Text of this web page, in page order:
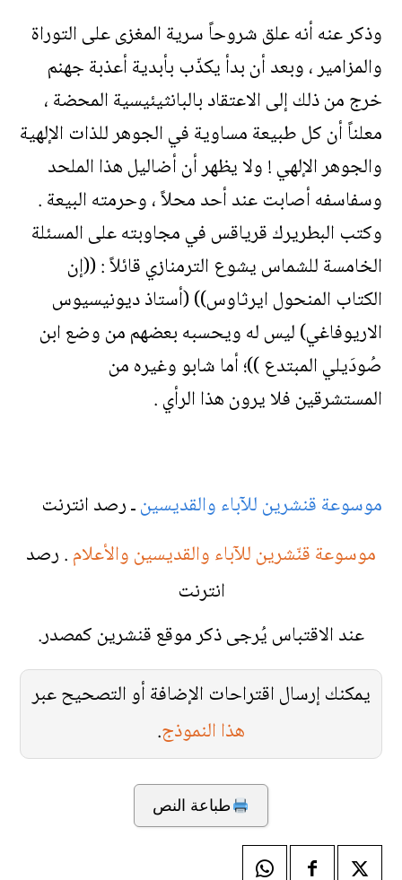
وذكر عنه أنه علق شروحاً سرية المغزى على التوراة
والمزامير ، وبعد أن بدأ يكذّب بأبدية أعذبة جهنم
خرج من ذلك إلى الاعتقاد بالبانثيئيسية المحضة ،
معلناً أن كل طبيعة مساوية في الجوهر للذات الإلهية
والجوهر الإلهي ! ولا يظهر أن أضاليل هذا الملحد
وسفاسفه أصابت عند أحد محلاً ، وحرمته البيعة .
وكتب البطريرك قرياقس في مجاوبته على المسئلة
الخامسة للشماس يشوع الترمنازي قائلاً : ((إن
الكتاب المنحول ايرثاوس)) (أستاذ ديونيسيوس
الاريوفاغي) ليس له ويحسبه بعضهم من وضع ابن
صُودَيلي المبتدع ))؛ أما شابو وغيره من
المستشرقين فلا يرون هذا الرأي .
موسوعة قنشرين للآباء والقديسينـ رصد انترنت
موسوعة قنّشرين للآباء والقديسين والأعلام. رصد
انترنت
عند الاقتباس يُرجى ذكر موقع قنشرين كمصدر.
يمكنك إرسال اقتراحات الإضافة أو التصحيح عبر
هذا النموذج.
طباعة النص